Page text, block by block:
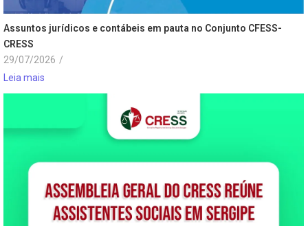
Assuntos jurídicos e contábeis em pauta no Conjunto CFESS-
CRESS
29/07/2026 /
Leia mais